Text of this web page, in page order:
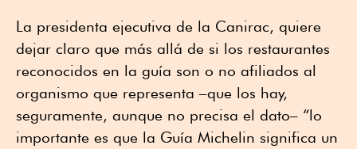
La presidenta ejecutiva de la Canirac, quiere
dejar claro que más allá de si los restaurantes
reconocidos en la guía son o no afiliados al
organismo que representa –que los hay,
seguramente, aunque no precisa el dato– “lo
importante es que la Guía Michelin significa un